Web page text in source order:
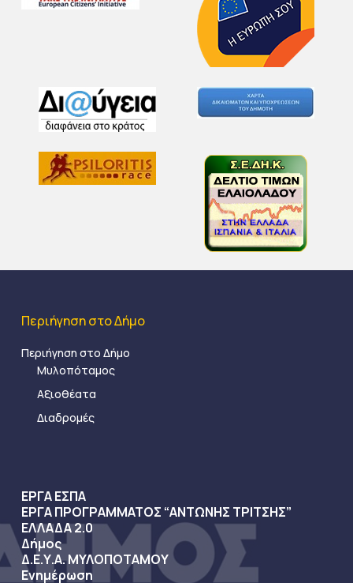
Περιήγηση στο Δήμο
Περιήγηση στο Δήμο
Μυλοπόταμος
Αξιοθέατα
Διαδρομές
ΕΡΓΑ ΕΣΠΑ
ΕΡΓΑ ΠΡΟΓΡΑΜΜΑΤΟΣ “ΑΝΤΩΝΗΣ ΤΡΙΤΣΗΣ”
ΕΛΛΑΔΑ 2.0
Δήμος
Δ.Ε.Υ.Α. ΜΥΛΟΠΟΤΑΜΟΥ
Ενημέρωση